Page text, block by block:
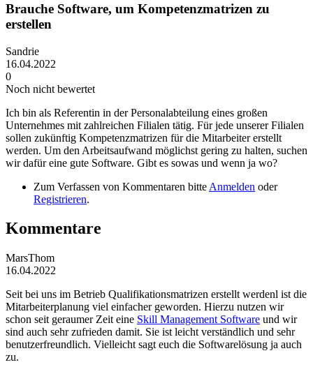
Brauche Software, um Kompetenzmatrizen zu
erstellen
Sandrie
16.04.2022
0
Noch nicht bewertet
Ich bin als Referentin in der Personalabteilung eines großen
Unternehmes mit zahlreichen Filialen tätig. Für jede unserer Filialen
sollen zukünftig Kompetenzmatrizen für die Mitarbeiter erstellt
werden. Um den Arbeitsaufwand möglichst gering zu halten, suchen
wir dafür eine gute Software. Gibt es sowas und wenn ja wo?
Zum Verfassen von Kommentaren bitte Anmelden oder
Registrieren.
Kommentare
MarsThom
16.04.2022
Seit bei uns im Betrieb Qualifikationsmatrizen erstellt werdenl ist die
Mitarbeiterplanung viel einfacher geworden. Hierzu nutzen wir
schon seit geraumer Zeit eine Skill Management Software und wir
sind auch sehr zufrieden damit. Sie ist leicht verständlich und sehr
benutzerfreundlich. Vielleicht sagt euch die Softwarelösung ja auch
zu.